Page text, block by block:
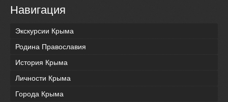
Навигация
Экскурсии Крыма
Родина Православия
История Крыма
Личности Крыма
Города Крыма